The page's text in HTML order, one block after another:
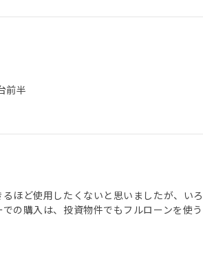
前半
ほど使用したくないと思いましたが、い
の購入は、投資物件でもフルローンを使